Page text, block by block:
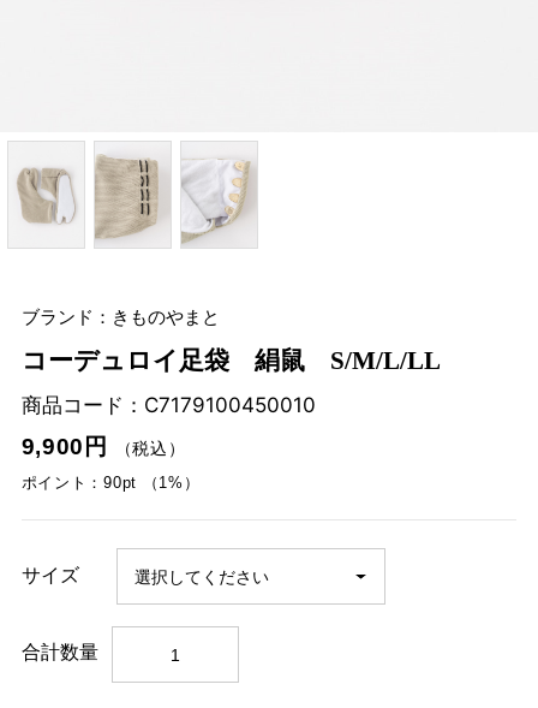
ブランド：きものやまと
コーデュロイ足袋 絹鼠 S/M/L/LL
商品コード： C7179100450010
9,900円
（税込）
ポイント：90pt （1%）
サイズ
合計数量